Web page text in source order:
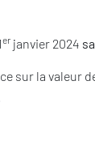
er janvier 2024
sur la valeur